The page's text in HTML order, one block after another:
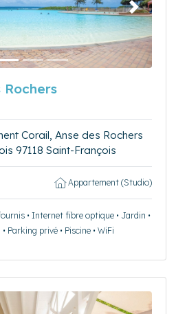
Suivant
Corail, Anse des Rochers
97118 Saint-François
Appartement (Studio)
• Internet fibre optique • Jardin •
Parking privé • Piscine • WiFi